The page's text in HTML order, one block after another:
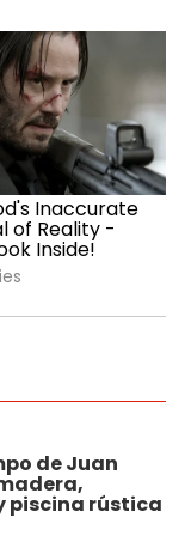
de Juan
piscina rústica